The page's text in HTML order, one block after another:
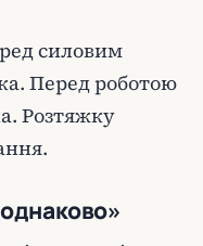
силовим
Перед роботою
Розтяжку